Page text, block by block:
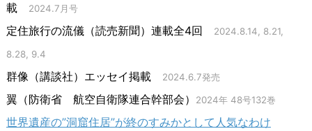
載
2024.7月号
定住旅行の流儀（読売新聞）連載全4回 2024.8.14, 8.21,
8.28, 9.4
群像（講談社）エッセイ掲載 2024.6.7発売
翼（防衛省 航空自衛隊連合幹部会） 2024年 48号132巻
世界遺産の”洞窟住居”が終のすみかとして人気なわけ